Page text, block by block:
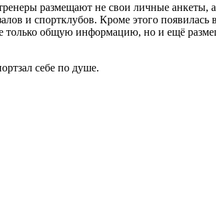
размещают не свои личные анкеты,
и спортклубов. Кроме этого появилась
только общую информацию, но и ещё
себе по душе.